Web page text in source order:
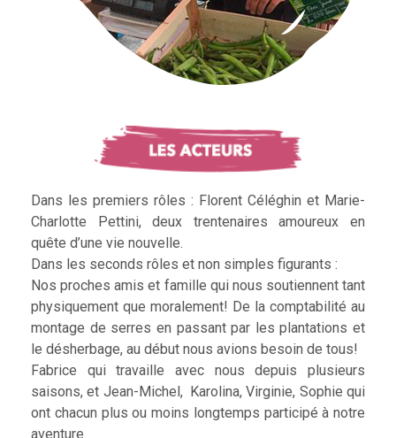
Dans les premiers rôles : Florent Céléghin et Marie-
Charlotte Pettini, deux trentenaires amoureux en
quête d’une vie nouvelle.
Dans les seconds rôles et non simples figurants :
Nos proches amis et famille qui nous soutiennent tant
physiquement que moralement! De la comptabilité au
montage de serres en passant par les plantations et
le désherbage, au début nous avions besoin de tous!
Fabrice qui travaille avec nous depuis plusieurs
saisons, et Jean-Michel, Karolina, Virginie, Sophie qui
ont chacun plus ou moins longtemps participé à notre
aventure.